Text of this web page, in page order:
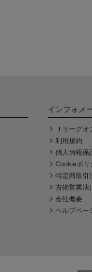
インフォメ
Ｊリーグ
利用規約
個人情報保
Cookieポリ
特定商取引
古物営業法
会社概要
ヘルプペー